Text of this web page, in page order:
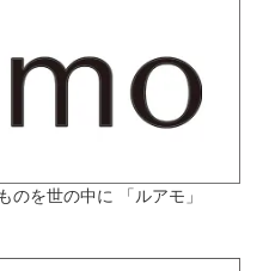
のを世の中に 「ルアモ」